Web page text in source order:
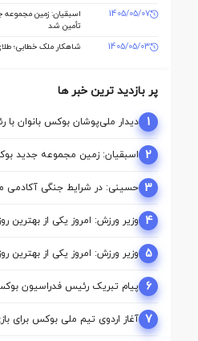
1405/05/07
اسبقیان: زمین
تأمین شد
1405/05/03
شاهکار ملک‌ خطابی؛
پر بازدید ترین خبر ها
1
دیدار ملی‌پوشان بوکس بانوان با
حمایت از مسیر آماده‌ سازی برای
2 اسبقیان: زمین مجموعه جدید
تأمین شد
3 حسینی: در شرایط جنگی آکادمی
مالی واقعا نگاه حمایتی از بوکس
4 وزیر ورزش: امروز یکی از بهترین
آکادمی نقطه آغاز تحول بوکس
5 وزیر ورزش: امروز یکی از بهترین
آکادمی نقطه آغاز تحول بوکس
6 پیام تبریک رئیس فدراسیون
7
ملی‌پوش در اردو